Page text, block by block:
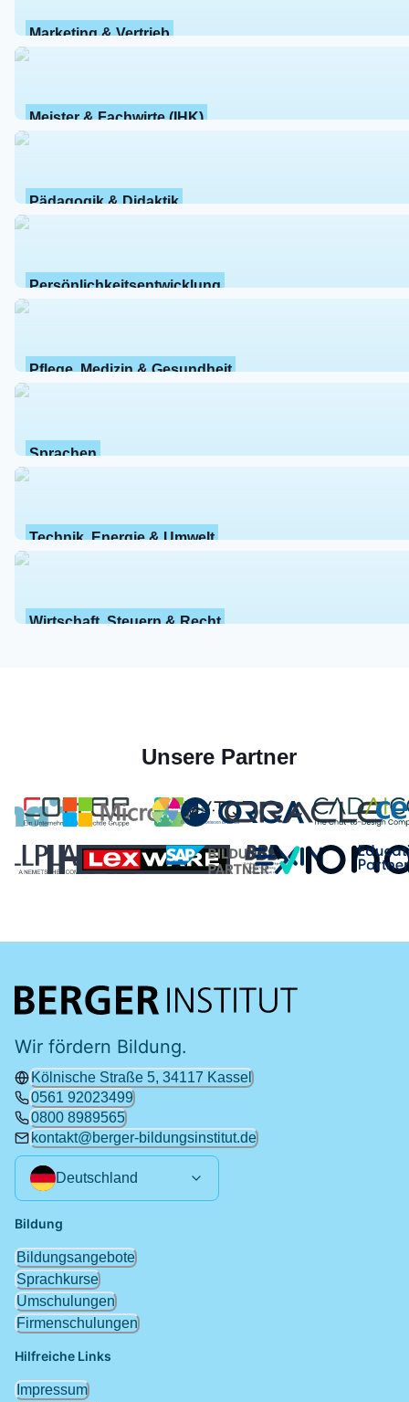
Marketing & Vertrieb
Meister & Fachwirte (IHK)
Pädagogik & Didaktik
Persönlichkeitsentwicklung
Pflege, Medizin & Gesundheit
Sprachen
Technik, Energie & Umwelt
Wirtschaft, Steuern & Recht
Unsere Partner
Wir fördern Bildung.
Kölnische Straße 5, 34117 Kassel
0561 92023499
0800 8989565
kontakt@berger-bildungsinstitut.de
Deutschland
Hilfreiche Links
Impressum
Bildung
Bildungsangebote
Sprachkurse
Umschulungen
Firmenschulungen